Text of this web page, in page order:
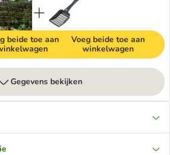
beide toe aan
Voeg beide toe aan
winkelwagen
Gegevens bekijken